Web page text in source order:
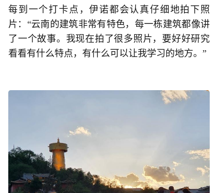
每到一个打卡点，伊诺都会认真仔细地拍下照
片：“云南的建筑非常有特色，每一栋建筑都像讲
了一个故事。我现在拍了很多照片，要好好研究
看看有什么特点，有什么可以让我学习的地方。”